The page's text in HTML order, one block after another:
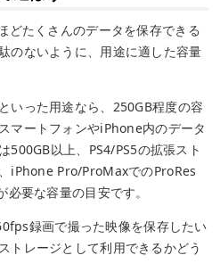
どたくさんのデータを保存できる
のないように、用途に適した容量
いった用途なら、250GB程度の容
マートフォンやiPhone内のデータ
500GB以上、PS4/PS5の拡張スト
iPhone Pro/ProMaxでのProRes
要な容量の目安です。
録画で撮った映像を保存したい
トレージとして利用できるかどう